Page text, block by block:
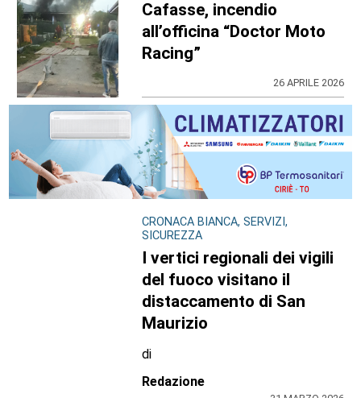
Cafasse, incendio
all’officina “Doctor Moto
Racing”
26 APRILE 2026
CRONACA BIANCA, SERVIZI,
SICUREZZA
I vertici regionali dei vigili
del fuoco visitano il
distaccamento di San
Maurizio
di
Redazione